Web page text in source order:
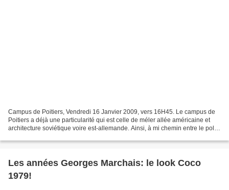
Campus de Poitiers, Vendredi 16 Janvier 2009, vers 16H45. Le campus de
Poitiers a déjà une particularité qui est celle de méler allée américaine et
architecture soviétique voire est-allemande. Ainsi, à mi chemin entre le pole
Les années Georges Marchais: le look Coco
1979!